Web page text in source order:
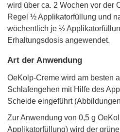
wird über ca. 2 Wochen vor der
Regel ½ Applikatorfüllung und
wöchentlich je ½
Erhaltungsdosis angewendet.
Art der Anwendung
OeKolp-Creme wird am besten
Schlafengehen mit Hilfe des
Scheide eingeführt
Zur Anwendung von 0,5 g
Applikatorfüllung) wird der